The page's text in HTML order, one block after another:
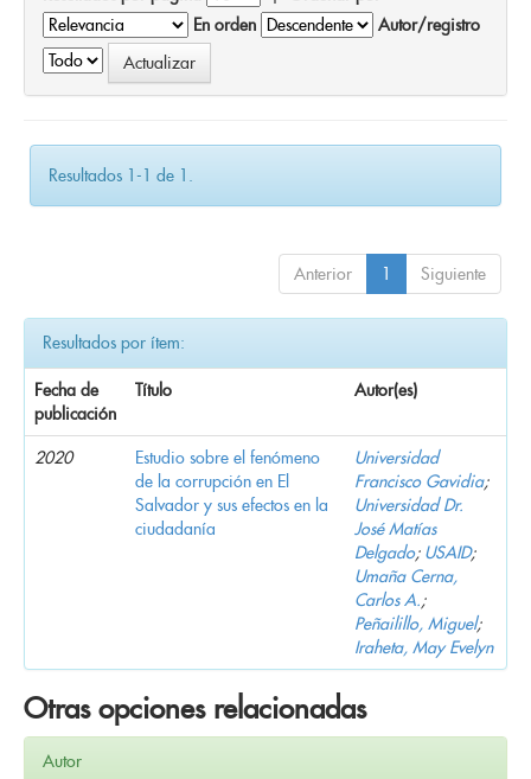
En orden
Autor/registro
Resultados 1-1 de 1.
Anterior 1 Siguiente
Resultados por ítem:
Fecha de
publicación
Título Autor(es)
2020
Estudio sobre el fenómeno
de la corrupción en El
Salvador y sus efectos en la
ciudadanía
Universidad
Francisco Gavidia;
Universidad Dr.
José Matías
Delgado; USAID;
Umaña Cerna,
Carlos A.;
Peñailillo, Miguel;
Iraheta, May Evelyn
Otras opciones relacionadas
Autor